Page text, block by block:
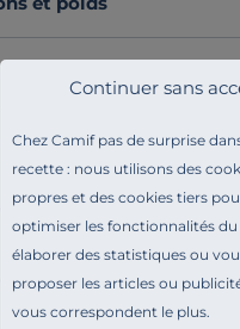
Chez Camif pas de surprise
recette : nous utilisons des
propres et des cookies tiers
optimiser les fonctionnalités du
élaborer des statistiques ou
proposer les articles ou
vous correspondent le plus.
Continuer sans
qualité de fabrication
confort et
pour ceux qui
et raffiné pour leur
toute notre sélection :
et matières
techniques
et traçabilité
et conseils d'entretien